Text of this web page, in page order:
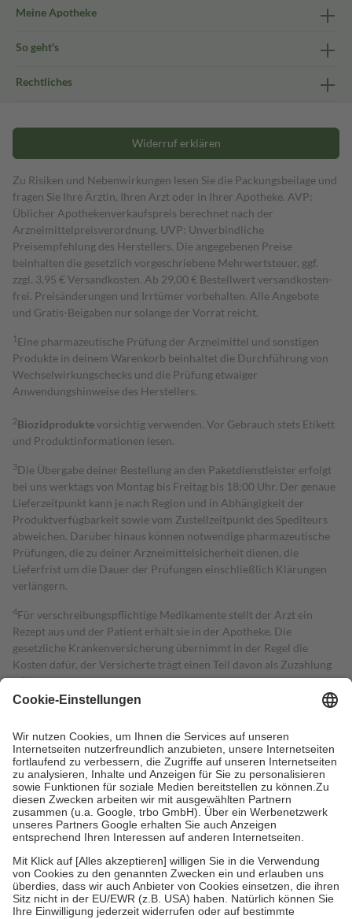
Meine Apotheke
So geht's
Rechtliches
Widerruf erklären
Zu Risiken und Nebenwirkungen lesen Sie die Packungsbeilage und
fragen Sie Ihre Ärztin, Ihren Arzt oder in Ihrer Apotheke. AVP:
Üblicher Apothekenverkaufspreis berechnet nach der
Arzneimittelpreisverordnung. UVP: Unverbindliche
Preisempfehlung des Herstellers. Die angegebenen Preise
beinhalten die gesetzlich vorgeschriebene Mehrwertsteuer, ggf.
zzgl. 3,95 € Versandkosten. Ab 29,00 € Bestell­wert versand­kosten­
frei. Preisänderungen und Irrtümer vorbehalten. Alle Angebote
und Gratis-Beigaben nur solange der Vorrat reicht.
1 Eine pharmazeutische Prüfung der Arzneimittel und sonstigen
Produkte in deinem Warenkorb beinhaltet die Durchführung von
Wechselwirkungschecks und die Prüfung etwaiger
Anwendungshinweise des Herstellers.
2Biozidproduktevorsichtig verwenden. Vor Gebrauch stets Etikett
und Produktinformationen lesen.
3Die Übergabe deiner Bestellung an den Paketdienstleister erfolgt
bei uns werktags von Montag bis Freitag bis 18:00 Uhr. Der genaue
Lieferzeitpunkt kann je nach Region und in Abhängigkeit der
Produktverfügbarkeit sowie vom Zustellzeitpunkt des Spediteurs
abweichen. Darüber hinaus können notwendige pharmazeutische
Prüfungen, die zu deiner Arzneimittelsicherheit dienen, die
Lieferfrist um die Dauer der Prüfungen einschließlich Klärungen
verlängern.
4Für verschreibungspflichtige Medikamente stellt der Arzt ein
Rezept aus und der Patient erhält sie in der Apotheke. Die
gesetzliche Krankenversicherung übernimmt in der Regel die
Kosten dafür, der Versicherte trägt einen Teil davon als Zuzahlung
mit.
Grundsätzlich leisten Mitglieder Zuzahlungen in Höhe von zehn
höchstens zehn Euro.
Es sind jedoch nie mehr als die tatsächlichen
Kosten der Leistung zu entrichten.
Diese Regeln gelten grundsätzlich auch für Online-Apotheken.
Bei Heilmitteln und häuslicher Krankenpflege beträgt die
Zuzahlung zehn Prozent der Kosten sowie zehn Euro je
Verordnung.
Um das Engagement der Versicherten für ihre eigene Gesundheit zu
stärken und die besondere Stellung der Familie zu unterstützen,
fallenkeine Zuzahlungenan bei:
• Kindern und Jugendlichen bis zum vollendeten 18. Lebensjahr
mit Ausnahme der Fahrkosten
• Untersuchungen zur Vorsorge und Früherkennung, die von der